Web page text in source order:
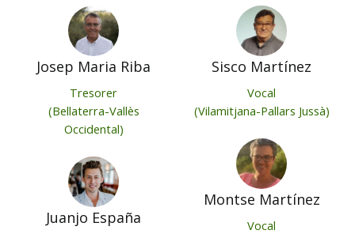
Josep Maria Riba
Tresorer
(Bellaterra-Vallès
Occidental)
Juanjo España
Sisco Martínez
Vocal
(Vilamitjana-Pallars Jussà)
Montse Martínez
Vocal